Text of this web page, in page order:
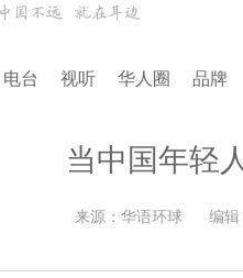
电台 视听 华人圈 品牌
当中国年轻
来源：华语环球 编辑